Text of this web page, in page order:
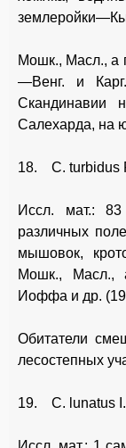
Мошк., Масл., а
—Венг. и
Скандинавии
Салехарда, на
18. С. turbidus
Иссл. мат.:
различных
мышовок,
Мошк., Масл.,
Иоффа и др.
Обитатели
лесостепных
19. С. lunatus I.